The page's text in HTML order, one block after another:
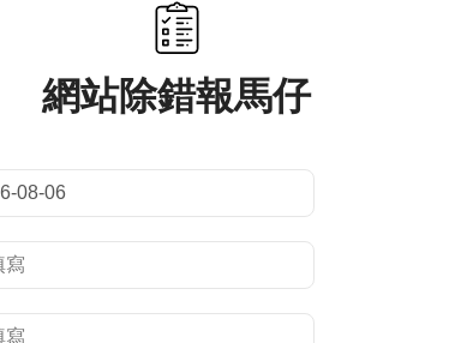
網站除錯報馬仔